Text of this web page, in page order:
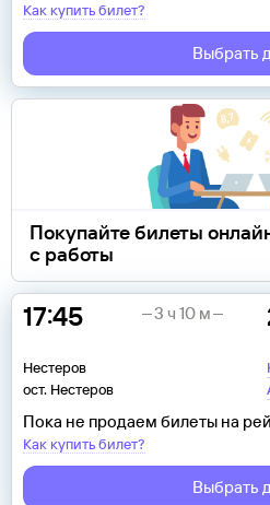
Как купить билет?
Выбрать
Покупайте билеты
с работы
17:45
Нестеров
ост. Нестеров
3 ч 10 м
Пока не продаем билеты на
Как купить билет?
Выбрать